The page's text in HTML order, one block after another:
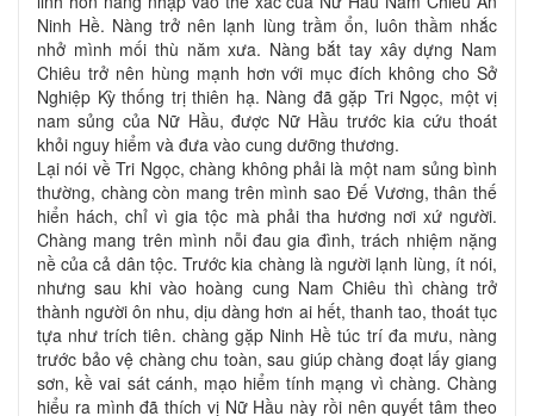
Ninh Hề. Nàng trở nên lạnh lùng trầm ổn, luôn thầm nhắc
nhở mình mối thù năm xưa. Nàng bắt tay xây dựng Nam
Chiêu trở nên hùng mạnh hơn với mục đích không cho Sở
Nghiệp Kỳ thống trị thiên hạ. Nàng đã gặp Tri Ngọc, một vị
nam sủng của Nữ Hầu, được Nữ Hầu trước kia cứu thoát
khỏi nguy hiểm và đưa vào cung dưỡng thương.
Lại nói về Tri Ngọc, chàng không phải là một nam sủng bình
thường, chàng còn mang trên mình sao Đế Vương, thân thế
hiển hách, chỉ vì gia tộc mà phải tha hương nơi xứ người.
Chàng mang trên mình nỗi đau gia đình, trách nhiệm nặng
nề của cả dân tộc. Trước kia chàng là người lạnh lùng, ít nói,
nhưng sau khi vào hoàng cung Nam Chiêu thì chàng trở
thành người ôn nhu, dịu dàng hơn ai hết, thanh tao, thoát tục
tựa như trích tiên. chàng gặp Ninh Hề túc trí đa mưu, nàng
trước bảo vệ chàng chu toàn, sau giúp chàng đoạt lấy giang
sơn, kề vai sát cánh, mạo hiểm tính mạng vì chàng. Chàng
hiểu ra mình đã thích vị Nữ Hầu này rồi nên quyết tâm theo